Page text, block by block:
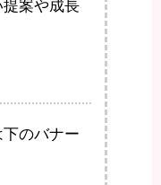
案や成長
のバナー